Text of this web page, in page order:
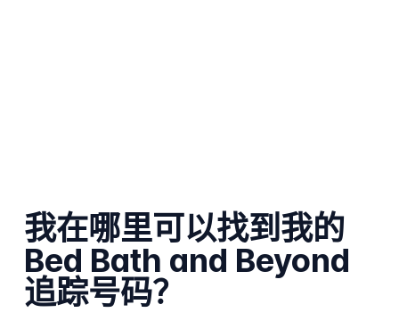
我在哪里可以找到我的
Bed Bath and Beyond
追踪号码？